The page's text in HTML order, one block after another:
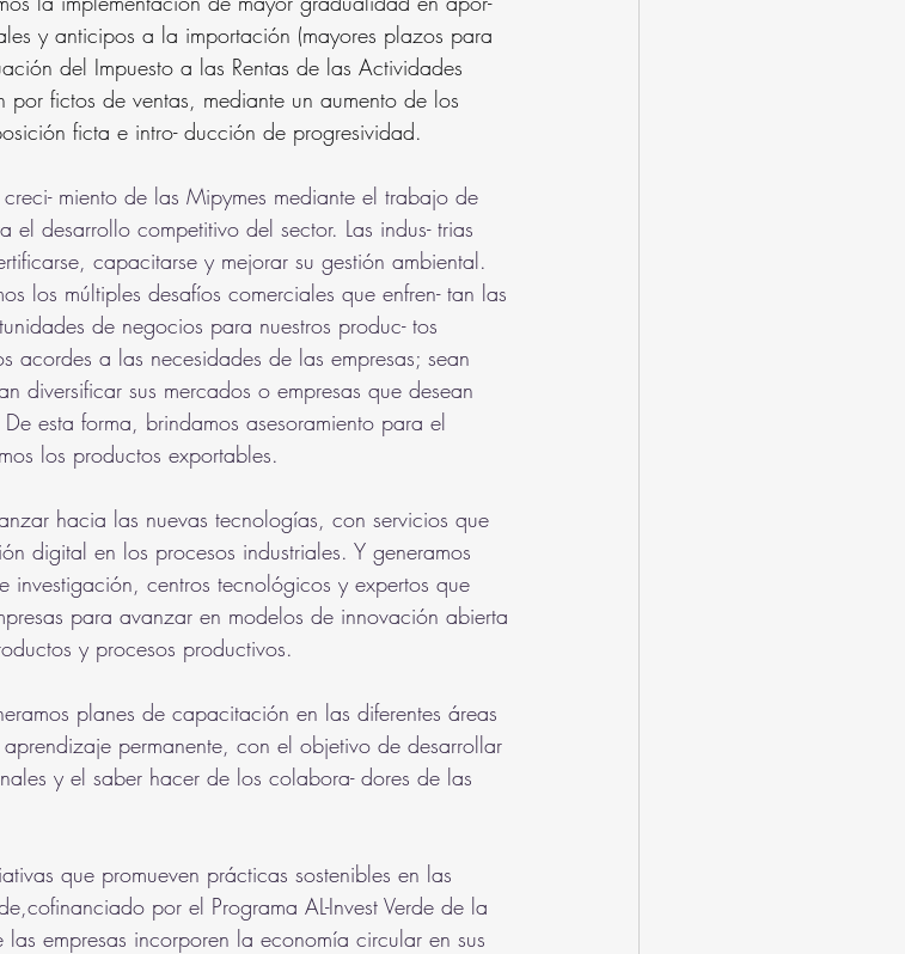
y anticipos a la importación (mayores plazos para
del Impuesto a las Rentas de las Actividades
por fictos de ventas, mediante un aumento de los
ficta e intro- ducción de progresividad.
miento de las Mipymes mediante el trabajo de
desarrollo competitivo del sector. Las indus- trias
capacitarse y mejorar su gestión ambiental.
los múltiples desafíos comerciales que enfren- tan las
de negocios para nuestros produc- tos
acordes a las necesidades de las empresas; sean
diversificar sus mercados o empresas que desean
esta forma, brindamos asesoramiento para el
los productos exportables.
hacia las nuevas tecnologías, con servicios que
digital en los procesos industriales. Y generamos
centros tecnológicos y expertos que
para avanzar en modelos de innovación abierta
y procesos productivos.
planes de capacitación en las diferentes áreas
permanente, con el objetivo de desarrollar
y el saber hacer de los colabora- dores de las
que promueven prácticas sostenibles en las
por el Programa AL-Invest Verde de la
empresas incorporen la economía circular en sus